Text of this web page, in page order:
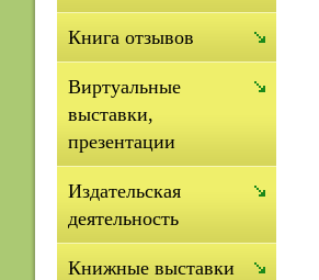
Книга отзывов
Виртуальные
выставки,
презентации
Издательская
деятельность
Книжные выставки